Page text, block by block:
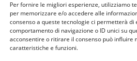
Per fornire le migliori esperienze, utilizziamo
per memorizzare e/o accedere alle
consenso a queste tecnologie ci permetterà di
comportamento di navigazione o ID unici su
acconsentire o ritirare il consenso può influire
caratteristiche e funzioni.